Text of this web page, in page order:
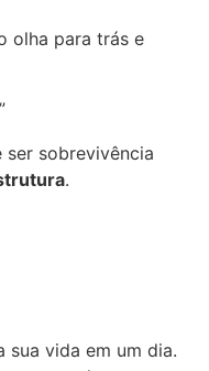
olha para trás e
sobrevivência
.
sua vida em um dia.